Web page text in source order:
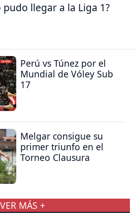
llegar a la Liga 1?
Perú vs Túnez por el
Mundial de Vóley Sub
17
Melgar consigue su
primer triunfo en el
Torneo Clausura
VER MÁS +